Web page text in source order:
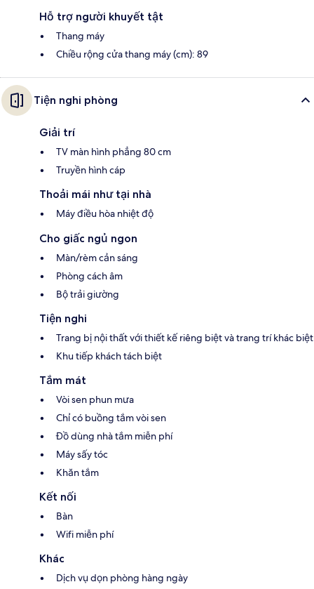
Hỗ trợ người khuyết tật
Thang máy
Chiều rộng cửa thang máy (cm): 89
Tiện nghi phòng
Giải trí
TV màn hình phẳng 80 cm
Truyền hình cáp
Thoải mái như tại nhà
Máy điều hòa nhiệt độ
Cho giấc ngủ ngon
Màn/rèm cản sáng
Phòng cách âm
Bộ trải giường
Tiện nghi
Trang bị nội thất với thiết kế riêng biệt và trang trí khác biệt
Khu tiếp khách tách biệt
Tắm mát
Vòi sen phun mưa
Chỉ có buồng tắm vòi sen
Đồ dùng nhà tắm miễn phí
Máy sấy tóc
Khăn tắm
Kết nối
Bàn
Wifi miễn phí
Khác
Dịch vụ dọn phòng hàng ngày